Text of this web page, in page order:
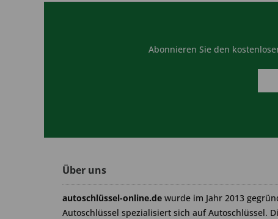
Abonnieren Sie den
Über uns
autoschlüssel-online.de wurde im Jahr 2013
Autoschlüssel spezialisiert sich auf Autoschlüssel.